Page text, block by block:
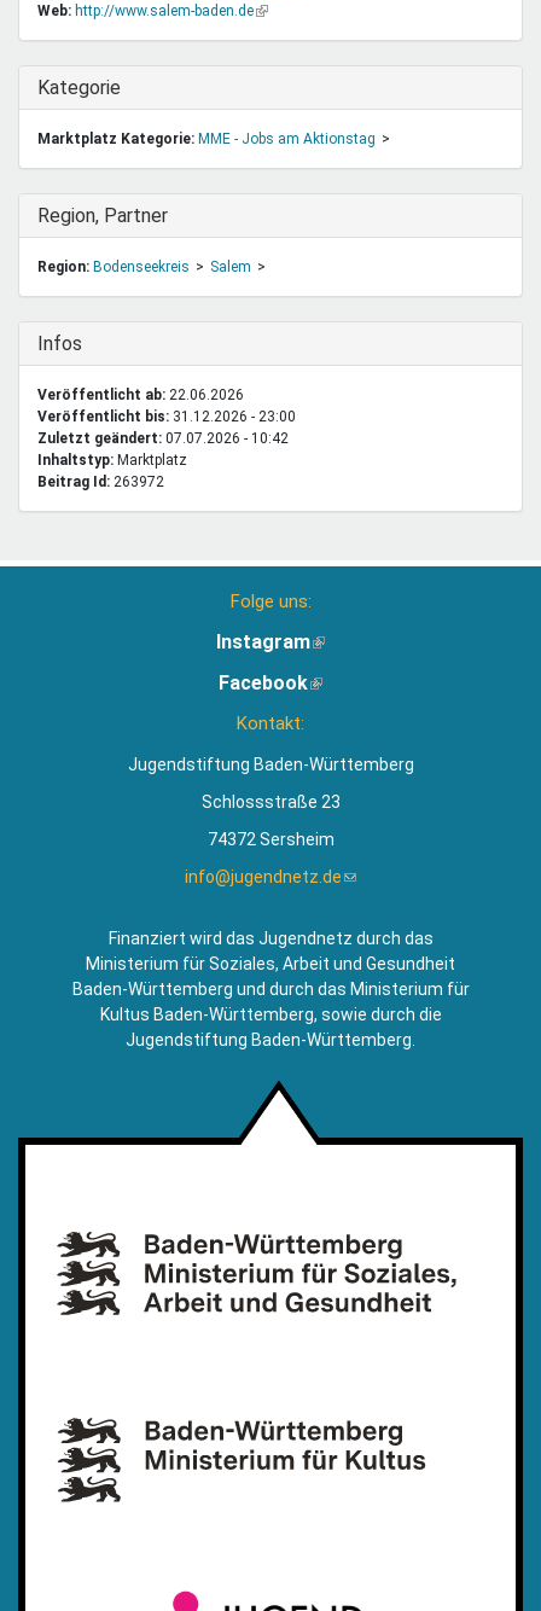
Web: http://www.salem-baden.de(Link
Ausblenden
Kategorie
Marktplatz Kategorie: MME - Jobs am Aktionstag
Ausblenden
Region, Partner
Region: Bodenseekreis Salem
Ausblenden
Infos
Veröffentlicht ab: 22.06.2026
Veröffentlicht bis: 31.12.2026 - 23:00
Zuletzt geändert: 07.07.2026 - 10:42
Inhaltstyp:
marktplatz
Beitrag Id: 263972
Folge uns:
Instagram(Link
extern)
Facebook(Link
Kontakt:
Jugendstiftung Baden-Württemberg
Schlossstraße 23
74372 Sersheim
info@jugendnetz.de(Link
Mail)
Finanziert wird das Jugendnetz durch das
Ministerium für Soziales, Arbeit und Gesundheit
Baden-Württemberg und durch das Ministerium für
Kultus Baden-Württemberg, sowie durch die
Jugendstiftung Baden-Württemberg.